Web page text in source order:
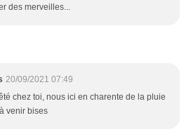
des merveilles...
20/09/2021 07:49
chez toi, nous ici en charente de la pluie
venir bises